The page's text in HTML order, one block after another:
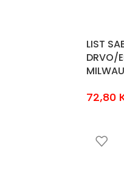
LIST
DRVO/
72,80